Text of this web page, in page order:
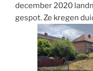
december 2020
gespot. Ze kregen